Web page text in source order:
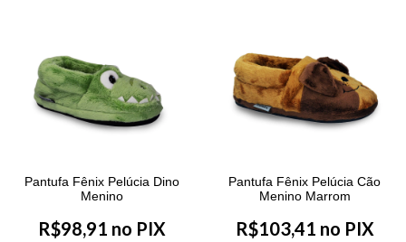
Pantufa Fênix Pelúcia Dino
Menino
R$98,91 no PIX
Pantufa Fênix Pelúcia Cão
Menino Marrom
R$103,41 no PIX